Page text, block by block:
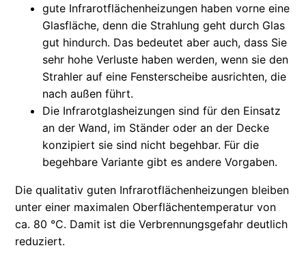
gute Infrarotflächenheizungen haben vorne eine
Glasfläche, denn die Strahlung geht durch Glas
gut hindurch. Das bedeutet aber auch, dass Sie
sehr hohe Verluste haben werden, wenn sie den
Strahler auf eine Fensterscheibe ausrichten, die
nach außen führt.
Die Infrarotglasheizungen sind für den Einsatz
an der Wand, im Ständer oder an der Decke
konzipiert sie sind nicht begehbar. Für die
begehbare Variante gibt es andere Vorgaben.
Die qualitativ guten Infrarotflächenheizungen bleiben
unter einer maximalen Oberflächentemperatur von
ca. 80 °C. Damit ist die Verbrennungsgefahr deutlich
reduziert.